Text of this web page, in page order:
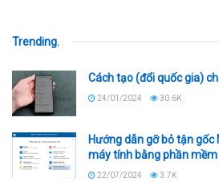
Trending.
Cách tạo (đổi quốc gia)
24/01/2024 30.6K
Hướng dẫn gỡ bỏ tận
máy tính bằng phần
22/07/2024 3.7K